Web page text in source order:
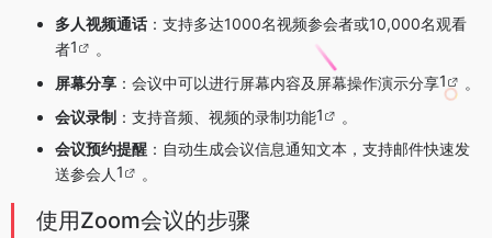
多人视频通话：支持多达1000名视频参会者或10,000名观看
者1
。
屏幕分享 ：会议中可以进行屏幕内容及屏幕操作演示分享1
。
会议录制 ：支持音频、视频的录制功能1
。
会议预约提醒 ：自动生成会议信息通知文本，支持邮件快速发
送参会人1 。
使用Zoom会议的步骤